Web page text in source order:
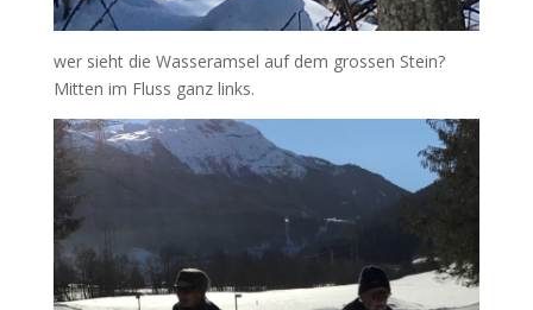
wer sieht die Wasseramsel auf dem grossen Stein?
Mitten im Fluss ganz links.